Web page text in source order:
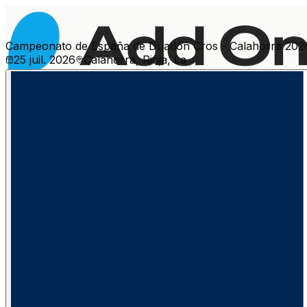
Campeonato de España de Duatlón Cros - Calahorra
25 juil. 2026
Calahorra, Rioja, La